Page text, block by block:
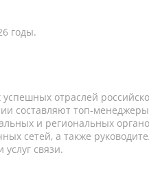
годы.
отраслей
составляют топ-
и региональных
сетей, а также
связи.